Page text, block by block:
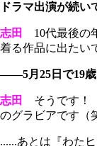
ドラマ出演が続
志田
10代最後の
着る作品に出たい
――5月25日で19歳
志田
そうです！
のグラビアです（
......あとは『わた